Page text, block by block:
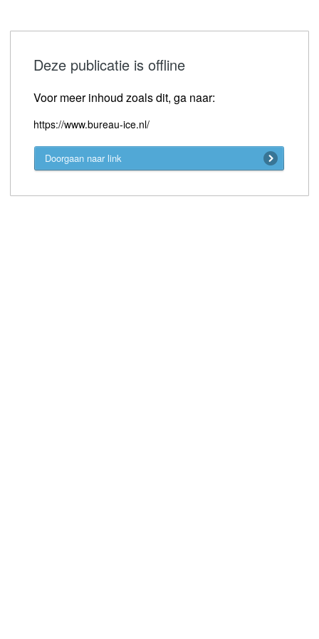
Deze publicatie is offline
Voor meer inhoud zoals dit, ga naar:
https://www.bureau-ice.nl/
Doorgaan naar link